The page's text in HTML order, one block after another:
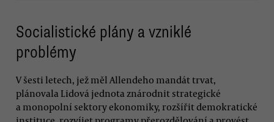
Socialistické plány a vzniklé
problémy
V šesti letech, jež měl Allendeho mandát trvat,
plánovala Lidová jednota znárodnit strategické
a monopolní sektory ekonomiky, rozšířit demokratické